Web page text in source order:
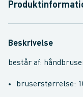
Beskrivelse
består af:
bruserstørrelse: